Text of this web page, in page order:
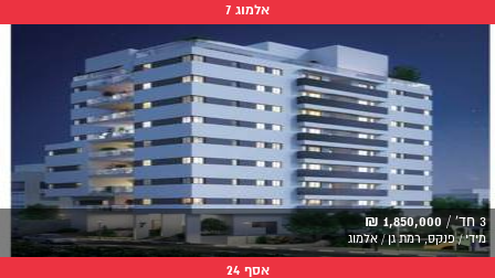
אלמוג 7
3 חד' / 1,850,000 ₪
מידי / פנקס, רמת גן / אלמוג
אסף 24